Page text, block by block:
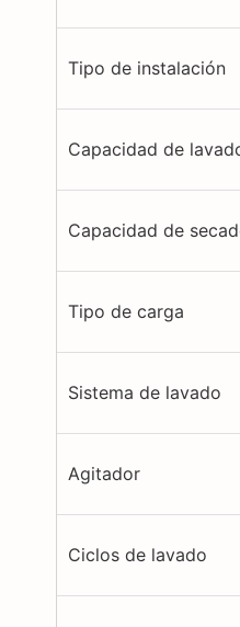
Tipo de instalación
Capacidad de
Capacidad de
Tipo de carga
Sistema de lavado
Agitador
Ciclos de lavado